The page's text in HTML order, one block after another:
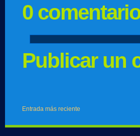
0
Publicar un
Entrada más reciente